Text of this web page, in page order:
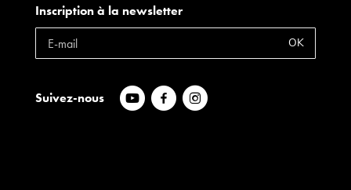
Inscription à la newsletter
OK
Suivez-nous